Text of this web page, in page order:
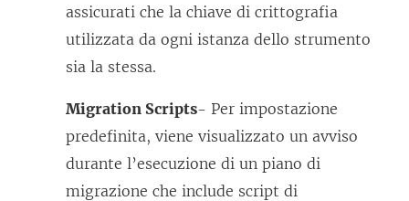
assicurati che la chiave di crittografia
utilizzata da ogni istanza dello strumento
sia la stessa.
Migration Scripts- Per impostazione
predefinita, viene visualizzato un avviso
durante l’esecuzione di un piano di
migrazione che include script di